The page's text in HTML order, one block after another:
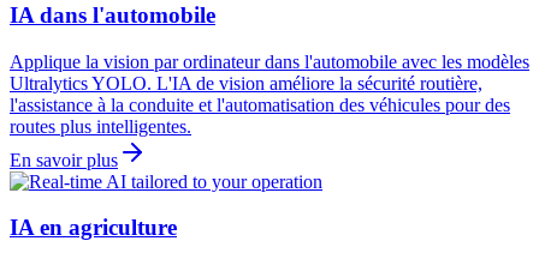
IA dans l'automobile
Applique la vision par ordinateur dans l'automobile avec les modèles
Ultralytics YOLO. L'IA de vision améliore la sécurité routière,
l'assistance à la conduite et l'automatisation des véhicules pour des
routes plus intelligentes.
En savoir plus
IA en agriculture